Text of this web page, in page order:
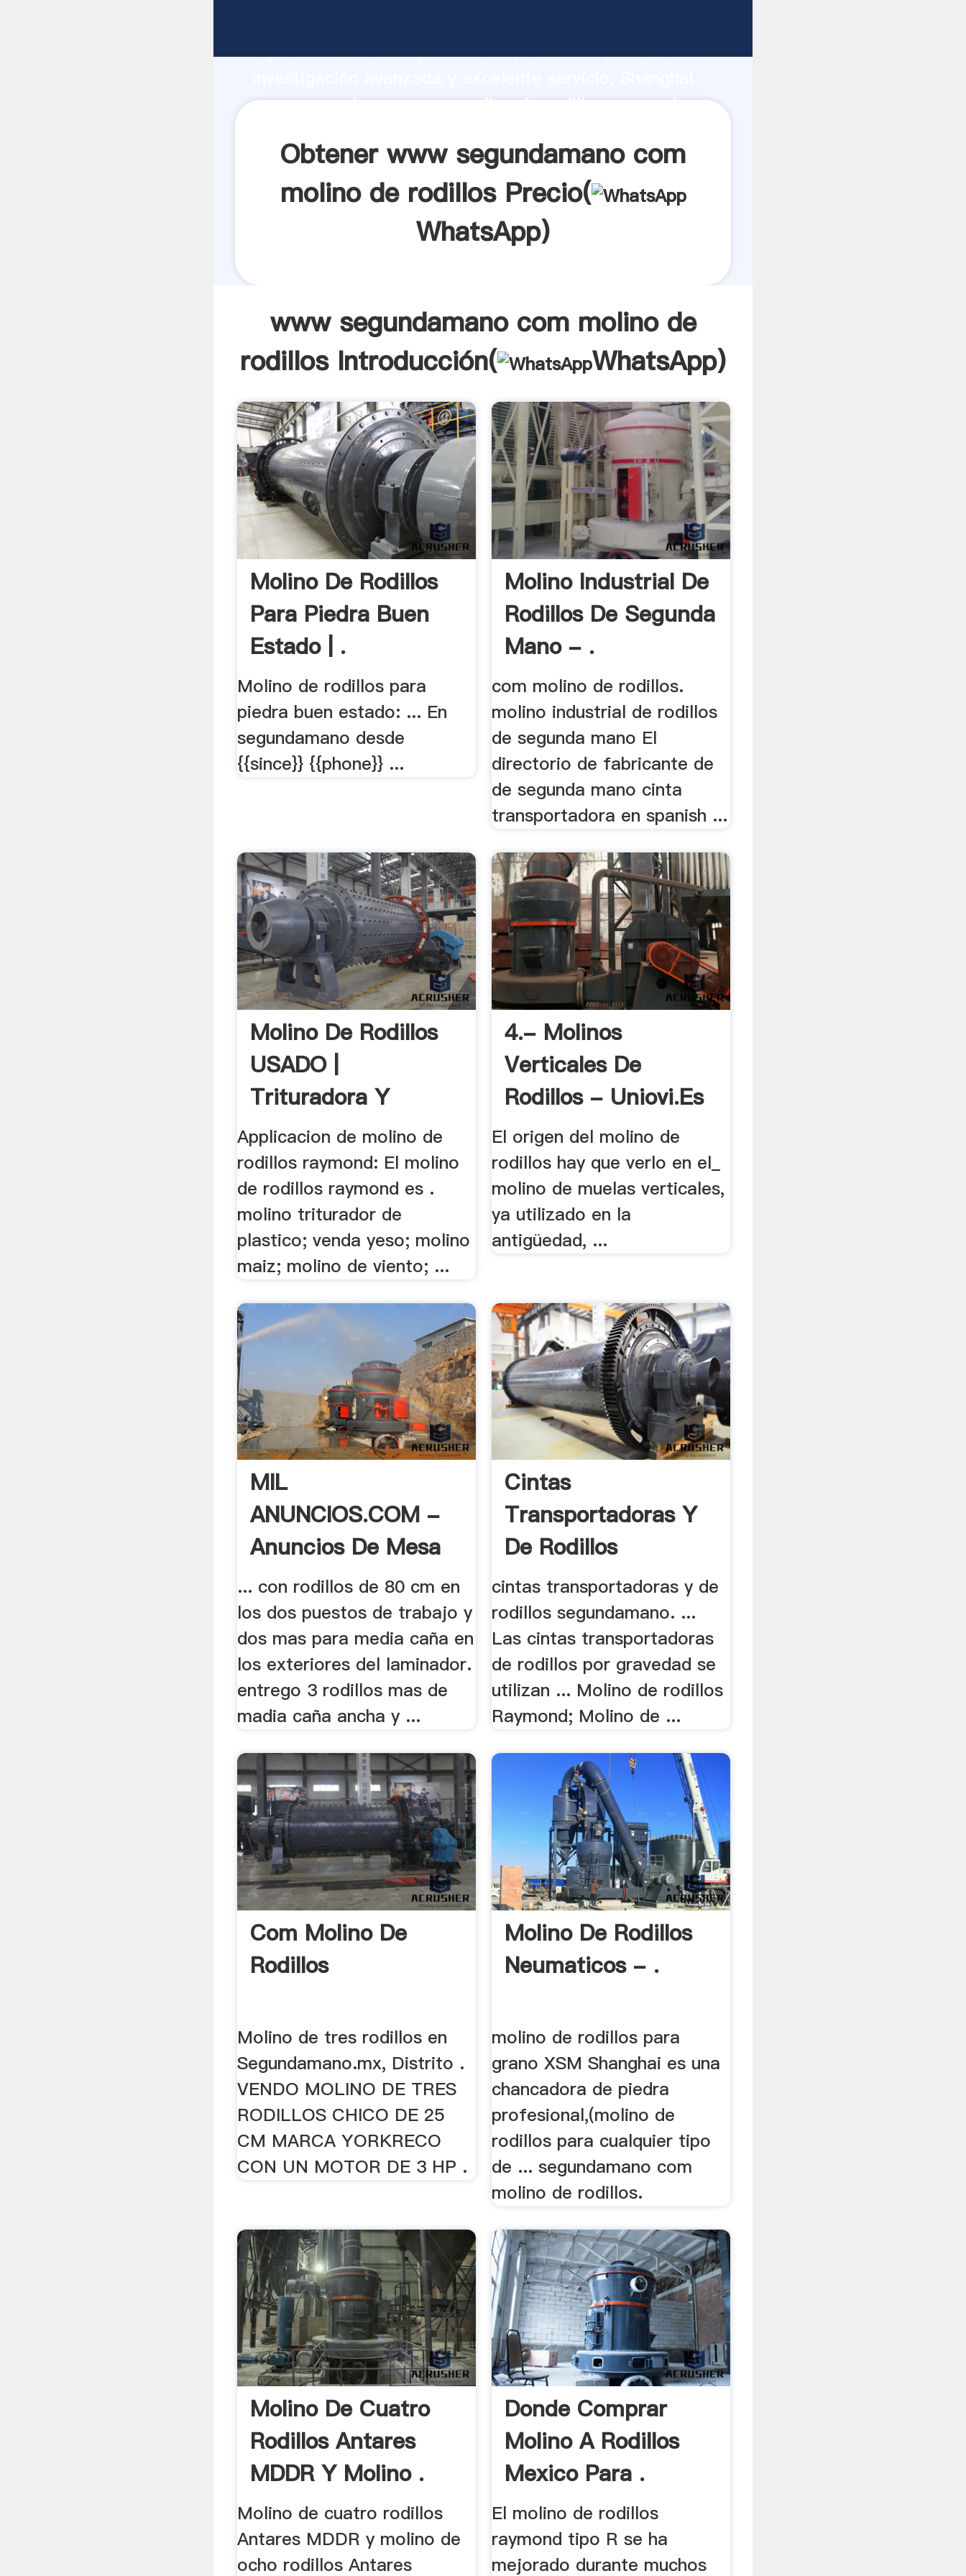
Agarrando fuerte capacidad de producción, fuerza de
www segundamano com molino de rodillos proveedor
Obtener www segundamano com
molino de rodillos Precio(
WhatsApp)
www segundamano com molino de
rodillos Introducción(
WhatsApp)
Molino De Rodillos
Para Piedra Buen
Estado | .
Molino de rodillos para
piedra buen estado: ... En
segundamano desde
{{since}} {{phone}} ...
Molino Industrial De
Rodillos De Segunda
Mano - .
com molino de rodillos.
molino industrial de rodillos
de segunda mano El
directorio de fabricante de
de segunda mano cinta
transportadora en spanish ...
Molino De Rodillos
USADO |
Trituradora Y
Molinos
Applicacion de molino de
rodillos raymond: El molino
de rodillos raymond es .
molino triturador de
plastico; venda yeso; molino
maiz; molino de viento; ...
4.- Molinos
Verticales De
Rodillos - Uniovi.es
El origen del molino de
rodillos hay que verlo en el_
molino de muelas verticales,
ya utilizado en la
antigüedad, ...
MIL
ANUNCIOS.COM -
Anuncios De Mesa
Rodillos .
... con rodillos de 80 cm en
los dos puestos de trabajo y
dos mas para media caña en
los exteriores del laminador.
entrego 3 rodillos mas de
madia caña ancha y ...
Cintas
Transportadoras Y
De Rodillos
Segundamano ...
cintas transportadoras y de
rodillos segundamano. ...
Las cintas transportadoras
de rodillos por gravedad se
utilizan ... Molino de rodillos
Raymond; Molino de ...
Com Molino De
Rodillos
Molino de tres rodillos en
Segundamano.mx, Distrito .
VENDO MOLINO DE TRES
RODILLOS CHICO DE 25
CM MARCA YORKRECO
CON UN MOTOR DE 3 HP .
Molino De Rodillos
Neumaticos - .
molino de rodillos para
grano XSM Shanghai es una
chancadora de piedra
profesional,(molino de
rodillos para cualquier tipo
de ... segundamano com
molino de rodillos.
Molino De Cuatro
Rodillos Antares
MDDR Y Molino .
Molino de cuatro rodillos
Antares MDDR y molino de
ocho rodillos Antares
Donde Comprar
Molino A Rodillos
Mexico Para .
El molino de rodillos
raymond tipo R se ha
mejorado durante muchos